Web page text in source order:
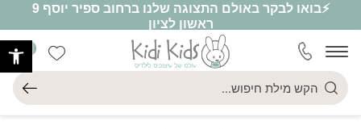
Skip to Content
⚡בואו לבקר באולם התצוגה שלנו ברחוב ספיר יוסף 9
ראשון לציון
הרשימה
חיפוש
בחזרה למעלה